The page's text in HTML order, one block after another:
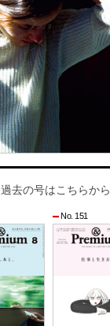
過去の号はこちらから
No. 151